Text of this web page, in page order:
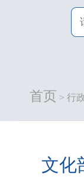
首页 > 行
文化